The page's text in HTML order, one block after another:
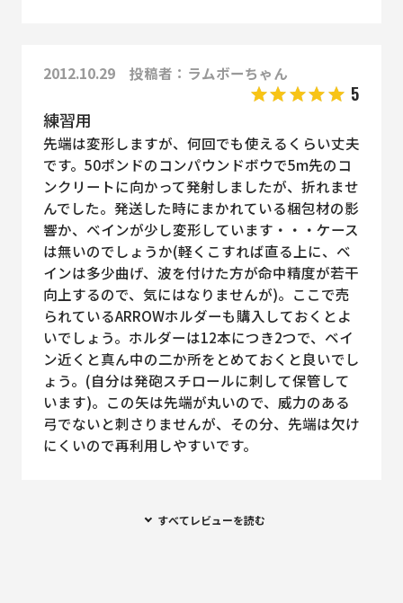
2012.10.29 投稿者：ラムボーちゃん
5
練習用
先端は変形しますが、何回でも使えるくらい丈夫
です。50ポンドのコンパウンドボウで5m先のコ
ンクリートに向かって発射しましたが、折れませ
んでした。発送した時にまかれている梱包材の影
響か、ベインが少し変形しています・・・ケース
は無いのでしょうか(軽くこすれば直る上に、ベ
インは多少曲げ、波を付けた方が命中精度が若干
向上するので、気にはなりませんが)。ここで売
られているARROWホルダーも購入しておくとよ
いでしょう。ホルダーは12本につき2つで、ベイ
ン近くと真ん中の二か所をとめておくと良いでし
ょう。(自分は発砲スチロールに刺して保管して
います)。この矢は先端が丸いので、威力のある
弓でないと刺さりませんが、その分、先端は欠け
にくいので再利用しやすいです。
すべてレビューを読む